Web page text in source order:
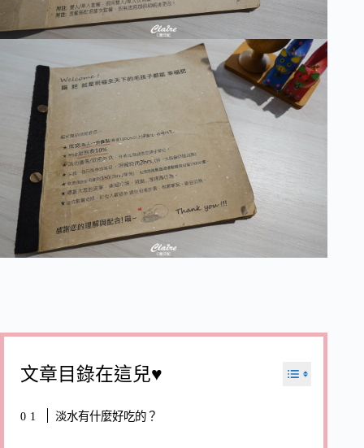
文章目錄在這兒♥
淡水有什麼好吃的？